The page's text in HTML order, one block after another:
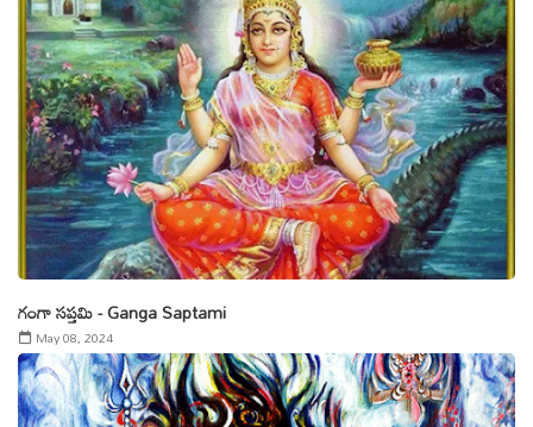
గంగా సప్తమి - Ganga Saptami
May 08, 2024